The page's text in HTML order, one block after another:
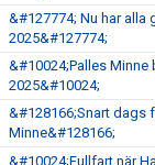
&#127774; Nu har alla
2025&#127774;
&#10024;Palles Minne
2025&#10024;
&#128166;Snart dags
Minne&#128166;
&#10024;Fullfart när